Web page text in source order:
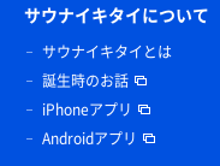
サウナイキタイについて
サウナイキタイとは
誕生時のお話
iPhoneアプリ
Androidアプリ